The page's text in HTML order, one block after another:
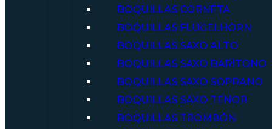
BOQUILLAS CORNETA
BOQUILLAS FLUGELHORN
BOQUILLAS SAXO ALTO
BOQUILLAS SAXO BARÍTONO
BOQUILLAS SAXO SOPRANO
BOQUILLAS SAXO TENOR
BOQUILLAS TROMBÓN